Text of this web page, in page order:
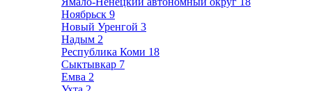
Ноябрьск 9
Новый Уренгой 3
Надым 2
Республика Коми 18
Сыктывкар 7
Емва 2